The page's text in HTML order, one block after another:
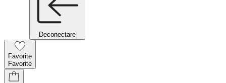
Deconectare
Favorite
Favorite